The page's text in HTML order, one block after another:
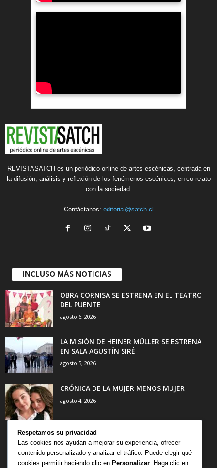
REVISTASATCH es un periódico online de artes escénicas, centrada en
la difusión, análisis y reflexión de los fenómenos escénicos, en co-relato
con la sociedad.
Contáctanos: editorial@satch.cl
INCLUSO MÁS NOTICIAS
OBRA CORNISA SE ESTRENA EN EL TEATRO
DEL PUENTE
agosto 6, 2026
LA MISIÓN DE HEINER MÜLLER SE ESTRENA
EN SALA AGUSTÍN SIRÉ
agosto 5, 2026
CRÓNICA DE LA MUJER MENOS MUJER
agosto 4, 2026
CATEGORÍA POPULAR
Respetamos su privacidad
Las cookies nos ayudan a mejorar su experiencia, ofrecer
contenido personalizado y analizar el tráfico. Puede elegir qué
cookies permitir haciendo clic en Personalizar . Haga clic en